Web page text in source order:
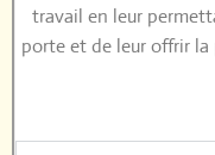
travail en leur
porte et de leur offrir